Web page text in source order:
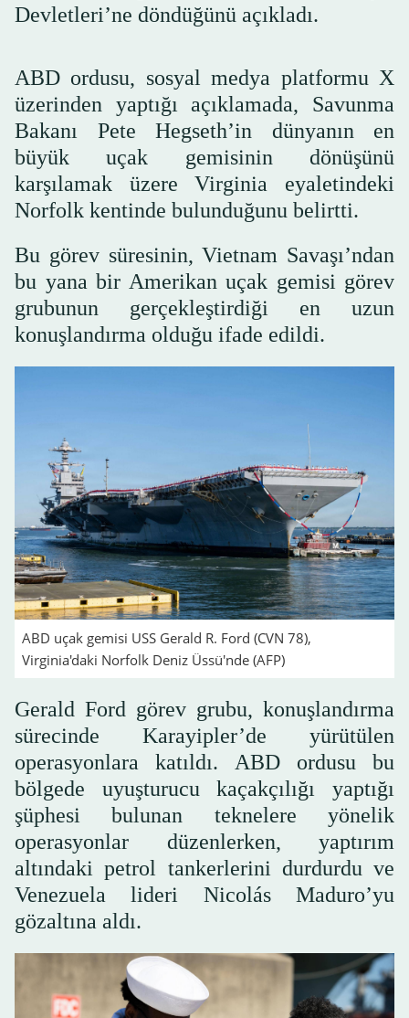
Devletleri’ne döndüğünü açıkladı.
ABD ordusu, sosyal medya platformu X
üzerinden yaptığı açıklamada, Savunma
Bakanı Pete Hegseth’in dünyanın en
büyük uçak gemisinin dönüşünü
karşılamak üzere Virginia eyaletindeki
Norfolk kentinde bulunduğunu belirtti.
Bu görev süresinin, Vietnam Savaşı’ndan
bu yana bir Amerikan uçak gemisi görev
grubunun gerçekleştirdiği en uzun
konuşlandırma olduğu ifade edildi.
ABD uçak gemisi USS Gerald R. Ford (CVN 78),
Virginia'daki Norfolk Deniz Üssü'nde (AFP)
Gerald Ford görev grubu, konuşlandırma
sürecinde Karayipler’de yürütülen
operasyonlara katıldı. ABD ordusu bu
bölgede uyuşturucu kaçakçılığı yaptığı
şüphesi bulunan teknelere yönelik
operasyonlar düzenlerken, yaptırım
altındaki petrol tankerlerini durdurdu ve
Venezuela lideri Nicolás Maduro’yu
gözaltına aldı.